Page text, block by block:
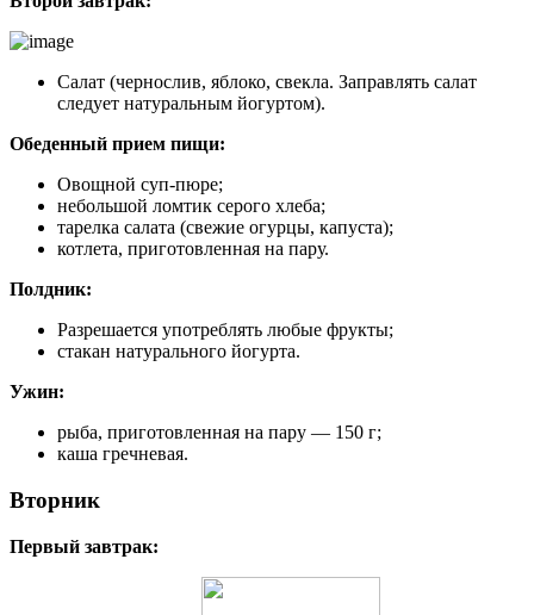
Салат (чернослив, яблоко, свекла. Заправлять салат
следует натуральным йогуртом).
Обеденный прием пищи:
Овощной суп-пюре;
небольшой ломтик серого хлеба;
тарелка салата (свежие огурцы, капуста);
котлета, приготовленная на пару.
Полдник:
Разрешается употреблять любые фрукты;
стакан натурального йогурта.
Ужин:
рыба, приготовленная на пару — 150 г;
каша гречневая.
Вторник
Первый завтрак: